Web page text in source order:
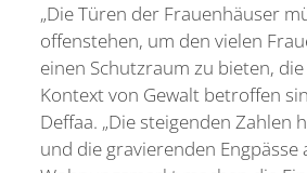
„Die Türen der Frauenhäuser
offenstehen, um den vielen
einen Schutzraum zu bieten,
Kontext von Gewalt betroffen
Deffaa. „Die steigenden Zahlen
und die gravierenden Engpässe